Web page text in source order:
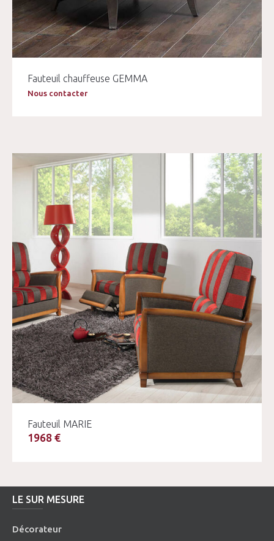
Fauteuil chauffeuse GEMMA
Nous contacter
Fauteuil MARIE
1968 €
LE SUR MESURE
Décorateur